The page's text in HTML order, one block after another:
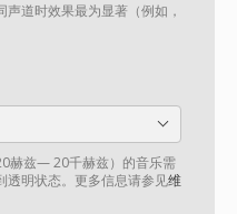
道时效果最为显著（例如，
赫兹— 20千赫兹）的音乐需
透明状态。更多信息请参见维